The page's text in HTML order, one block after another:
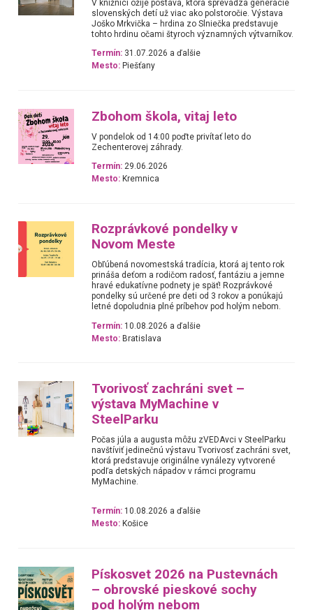
V knižnici ožije postava, ktorá sprevádza generácie
slovenských detí už viac ako polstoročie. Výstava
Joško Mrkvička – hrdina zo Slniečka predstavuje
tohto hrdinu očami štyroch významných výtvarníkov.
Termín: 31.07.2026 a ďalšie
Mesto: Piešťany
Zbohom škola, vitaj leto
V pondelok od 14:00 poďte privítať leto do
Zechenterovej záhrady.
Termín: 29.06.2026
Mesto: Kremnica
Rozprávkové pondelky v
Novom Meste
Obľúbená novomestská tradícia, ktorá aj tento rok
prináša deťom a rodičom radosť, fantáziu a jemne
hravé edukatívne podnety je späť! Rozprávkové
pondelky sú určené pre deti od 3 rokov a ponúkajú
letné dopoludnia plné príbehov pod holým nebom.
Termín: 10.08.2026 a ďalšie
Mesto: Bratislava
Tvorivosť zachráni svet –
výstava MyMachine v
SteelParku
Počas júla a augusta môžu zVEDAvci v SteelParku
navštíviť jedinečnú výstavu Tvorivosť zachráni svet,
ktorá predstavuje originálne vynálezy vytvorené
podľa detských nápadov v rámci programu
MyMachine.
Termín: 10.08.2026 a ďalšie
Mesto: Košice
Pískosvet 2026 na Pustevnách
– obrovské pieskové sochy
pod holým nebom